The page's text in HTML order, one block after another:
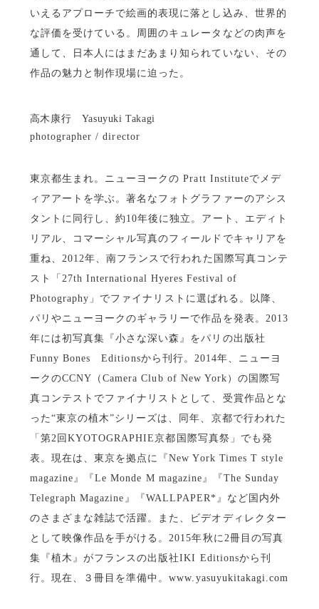
いえるアプローチで絵画的表現に落とし込み、世界的
な評価を受けている。周囲のキュレータなどの肉声を
通して、日本人にはまだあまり知られていない、その
作品の魅力と制作現場に迫った。
高木康行 Yasuyuki Takagi
photographer / director
東京都生まれ。ニューヨークの Pratt Instituteでメデ
ィアアートを学ぶ。著名なフォトグラファーのアシス
タントに同行し、約10年後に独立。アート、エディト
リアル、コマーシャル写真のフィールドでキャリアを
重ね、2012年、南フランスで行われた国際写真コンテ
スト「27th International Hyeres Festival of
Photography」でファイナリストに選ばれる。以降、
パリやニューヨークのギャラリーで作品を発表。2013
年には初写真集『小さな深い森』をパリの出版社
Funny Bones Editionsから刊行。2014年、ニューヨ
ークのCCNY（Camera Club of New York）の国際写
真コンテストでファイナリストとして、受賞作品とな
った“東京の植木”シリーズは、同年、京都で行われた
「第2回KYOTOGRAPHIE京都国際写真祭」でも発
表。現在は、東京を拠点に『New York Times T style
magazine』『Le Monde M magazine』『The Sunday
Telegraph Magazine』『WALLPAPER*』など国内外
のさまざまな雑誌で活躍。また、ビデオディレクター
として映像作品を手がける。2015年秋に2冊目の写真
集『植木』がフランスの出版社IKI Editionsから刊
行。現在、３冊目を準備中。www.yasuyukitakagi.com